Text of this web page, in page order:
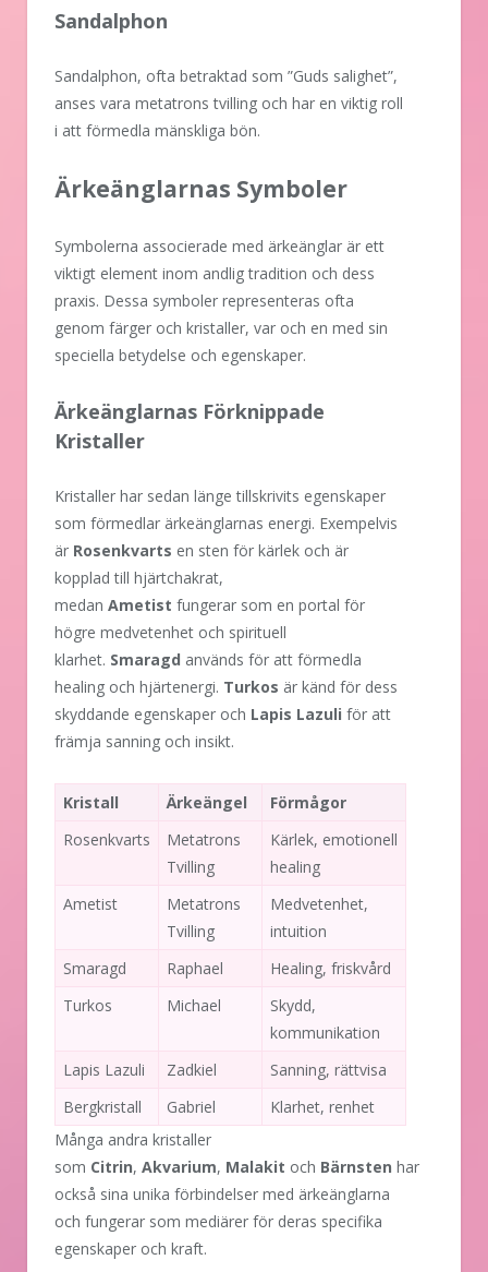
Sandalphon
Sandalphon, ofta betraktad som ”Guds salighet”,
anses vara metatrons tvilling och har en viktig roll
i att förmedla mänskliga bön.
Ärkeänglarnas Symboler
Symbolerna associerade med ärkeänglar är ett
viktigt element inom andlig tradition och dess
praxis. Dessa symboler representeras ofta
genom färger och kristaller, var och en med sin
speciella betydelse och egenskaper.
Ärkeänglarnas Förknippade
Kristaller
Kristaller har sedan länge tillskrivits egenskaper
som förmedlar ärkeänglarnas energi. Exempelvis
är Rosenkvarts en sten för kärlek och är
kopplad till hjärtchakrat,
medan Ametist fungerar som en portal för
högre medvetenhet och spirituell
klarhet. Smaragd används för att förmedla
healing och hjärtenergi. Turkos är känd för dess
skyddande egenskaper och Lapis Lazuli för att
främja sanning och insikt.
Kristall Ärkeängel
Förmågor
Rosenkvarts
Metatrons
Tvilling
Kärlek, emotionell
healing
Ametist
Metatrons
Tvilling
Medvetenhet,
intuition
Smaragd
Raphael
Healing, friskvård
Turkos
Michael
Skydd,
kommunikation
Lapis Lazuli
Zadkiel
Sanning, rättvisa
Bergkristall
Gabriel
Klarhet, renhet
Många andra kristaller
som Citrin, Akvarium, Malakit och Bärnsten har
också sina unika förbindelser med ärkeänglarna
och fungerar som mediärer för deras specifika
egenskaper och kraft.